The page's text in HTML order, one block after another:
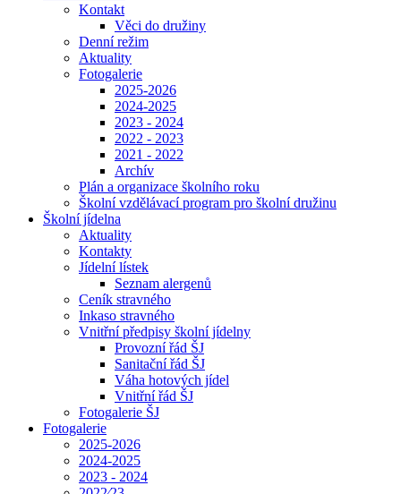
Kontakt
Věci do družiny
Denní režim
Aktuality
Fotogalerie
2025-2026
2024-2025
2023 - 2024
2022 - 2023
2021 - 2022
Archív
Plán a organizace školního roku
Školní vzdělávací program pro školní družinu
Školní jídelna
Aktuality
Kontakty
Jídelní lístek
Seznam alergenů
Ceník stravného
Inkaso stravného
Vnitřní předpisy školní jídelny
Provozní řád ŠJ
Sanitační řád ŠJ
Váha hotových jídel
Vnitřní řád ŠJ
Fotogalerie ŠJ
Fotogalerie
2025-2026
2024-2025
2023 - 2024